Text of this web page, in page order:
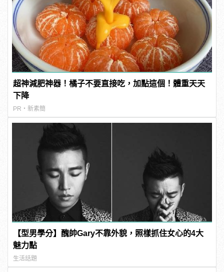
超神減肥神器！橘子不要直接吃，加點這個！體重天天
下降
PR・新素簡
【型男學分】醜帥Gary不靠外貌，照樣抓住女心的4大
魅力點
生活話題